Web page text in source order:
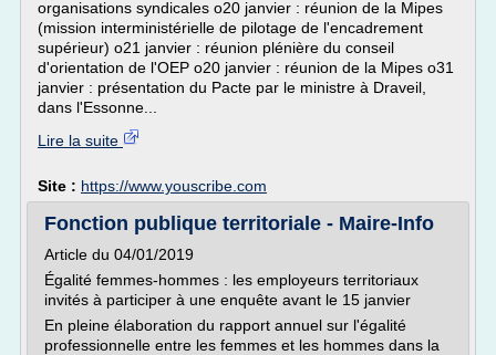
organisations syndicales o20 janvier : réunion de la Mipes
(mission interministérielle de pilotage de l'encadrement
supérieur) o21 janvier : réunion plénière du conseil
d'orientation de l'OEP o20 janvier : réunion de la Mipes o31
janvier : présentation du Pacte par le ministre à Draveil,
dans l'Essonne...
Lire la suite
Site : https://www.youscribe.com
Fonction publique territoriale - Maire-Info
Article du 04/01/2019
Égalité femmes-hommes : les employeurs territoriaux
invités à participer à une enquête avant le 15 janvier
En pleine élaboration du rapport annuel sur l'égalité
professionnelle entre les femmes et les hommes dans la